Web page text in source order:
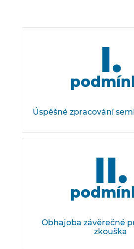
I.
Úspěšné zpracování
II.
Obhajoba závěrečné
zkouška